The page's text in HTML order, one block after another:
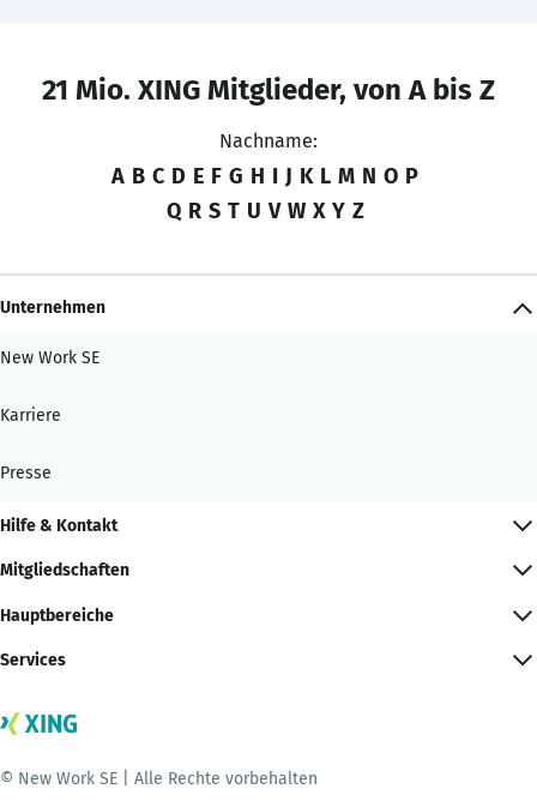
21 Mio. XING Mitglieder, von A bis Z
Nachname:
A B C D E F G H I J K L M N O P
Q R S T U V W X Y Z
Unternehmen
New Work SE
Karriere
Presse
Hilfe & Kontakt
Mitgliedschaften
Hauptbereiche
Services
© New Work SE | Alle Rechte vorbehalten